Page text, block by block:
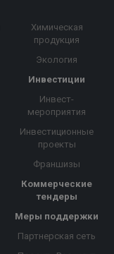
Химическая
продукция
Экология
Инвестиции
Инвест-
мероприятия
Инвестиционные
проекты
Франшизы
Коммерческие
тендеры
Меры поддержки
Партнерская сеть